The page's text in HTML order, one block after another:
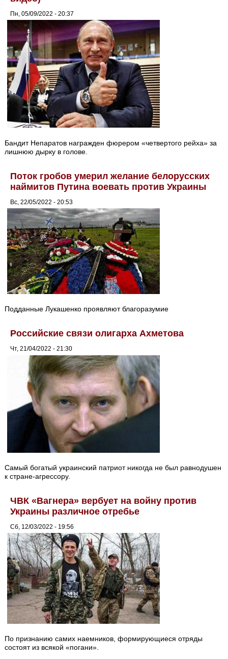
Пн, 05/09/2022 - 20:37
Бандит Непаратов награжден фюрером «четвертого рейха» за
лишнюю дырку в голове.
Поток гробов умерил желание белорусских
наймитов Путина воевать против Украины
Вс, 22/05/2022 - 20:53
Подданные Лукашенко проявляют благоразумие
Российские связи олигарха Ахметова
Чт, 21/04/2022 - 21:30
Самый богатый украинский патриот никогда не был равнодушен
к стране-агрессору.
ЧВК «Вагнера» вербует на войну против
Украины различное отребье
Сб, 12/03/2022 - 19:56
По признанию самих наемников, формирующиеся отряды
состоят из всякой «погани».